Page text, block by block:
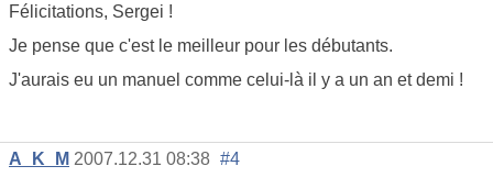
Félicitations, Sergei !
Je pense que c'est le meilleur pour les débutants.
J'aurais eu un manuel comme celui-là il y a un an et demi !
A_K_M 2007.12.31 08:38 #4